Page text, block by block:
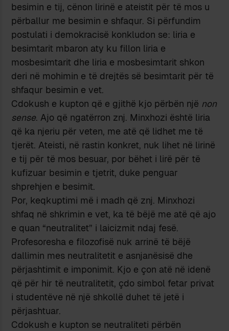
besimin e tij, cënon lirinë e ateistit për të mos u
përballur me besimin e shfaqur. Si përfundim
postulati i demokracisë konkludon se: liria e
besimtarit mbaron aty ku fillon liria e
mosbesimtarit dhe liria e mosbesimtarit shkon
deri në mohimin e të drejtës së besimtarit për të
shfaqur besimin e vet.
Cdokush e kupton që e gjithë kjo përbën një non
sense. Ajo që ngatërron znj. Minxhozi është liria
që ka njeriu për veten, me atë që lidhet me të
tjerët. Ateisti, në rastin konkret, nuk lihet në lirinë
e tij për të mos besuar, por bëhet i lirë për të
kufizuar besimin e tjetrit, duke penguar
shprehjen e besimit.
Por, keqkuptimi më i madh që znj. Minxhozi
shfaq në shkrimin e vet, ka të bëjë me atë që ajo
e quan “neutralitet” i laicizmit ndaj fesë.
Profesoresha e filozofisë nuk arrinë të bëjë
dallimin mes neutralitetit e asnjanësisë dhe
përjashtimit e imponimit. Kjo e çon atë në idenë
që për hir të neutralitetit, çdo simbol fetar privat
i studentëve në një shkollë duhet të jetë i
përjashtuar.
Cdokush e kupton se neutraliteti përbën